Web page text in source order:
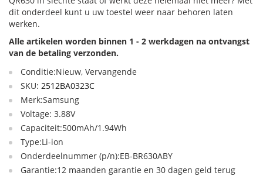
dit onderdeel kunt u uw toestel weer naar behoren laten
werken.
Alle artikelen worden binnen 1 - 2 werkdagen na ontvangst
van de betaling verzonden.
Conditie:Nieuw, Vervangende
SKU: 2512BA0323C
Merk:Samsung
Voltage: 3.88V
Capaciteit:500mAh/1.94Wh
Type:Li-ion
Onderdeelnummer (p/n):EB-BR630ABY
Garantie:12 maanden garantie en 30 dagen geld terug